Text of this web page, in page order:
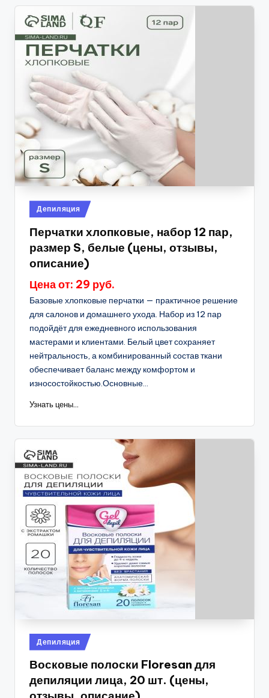
Опубликовано
в
Депиляция
Перчатки хлопковые, набор 12 пар,
размер S, белые (цены, отзывы,
описание)
Цена от: 29 руб.
Базовые хлопковые перчатки — практичное решение
для салонов и домашнего ухода. Набор из 12 пар
подойдёт для ежедневного использования
мастерами и клиентами. Белый цвет сохраняет
нейтральность, а комбинированный состав ткани
обеспечивает баланс между комфортом и
износостойкостью.Основные...
Узнать цены...
Опубликовано
в
Депиляция
Восковые полоски Floresan для
депиляции лица, 20 шт. (цены,